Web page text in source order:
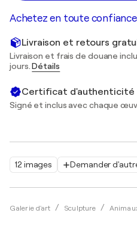
12 images Demander
Galerie d'art Sculpture
Achetez en toute confiance
Livraison et retours
Livraison et frais de douane
jours.Détails
Certificat d'authenticité
Signé et inclus avec chaque